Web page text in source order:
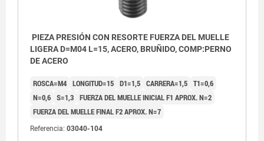
PIEZA PRESIÓN CON RESORTE FUERZA DEL MUELLE
LIGERA D=M04 L=15, ACERO, BRUÑIDO, COMP:PERNO
DE ACERO
ROSCA=M4 LONGITUD=15 D1=1,5 CARRERA=1,5 T1=0,6
N=0,6 S=1,3 FUERZA DEL MUELLE INICIAL F1 APROX. N=2
FUERZA DEL MUELLE FINAL F2 APROX. N=7
Referencia: 03040-104